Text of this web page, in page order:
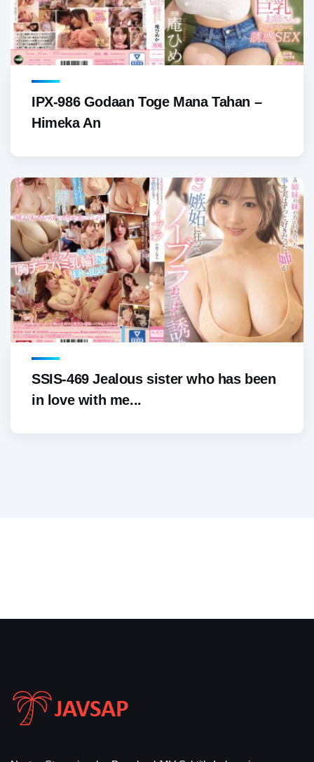
IPX-986 Godaan Toge Mana Tahan –
Himeka An
SSIS-469 Jealous sister who has been
in love with me...